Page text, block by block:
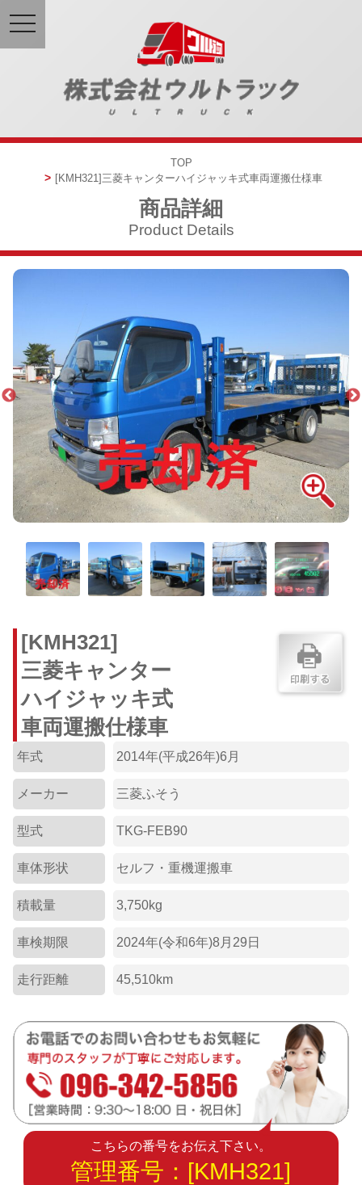
TOP
[KMH321]三菱キャンターハイジャッキ式車両運搬仕様車
商品詳細
Product Details
[KMH321]
三菱キャンター
ハイジャッキ式
車両運搬仕様車
年式 2014年(平成26年)6月
メーカー 三菱ふそう
型式 TKG-FEB90
車体形状 セルフ・重機運搬車
積載量 3,750kg
車検期限 2024年(令和6年)8月29日
走行距離 45,510km
こちらの番号をお伝え下さい。
管理番号：[KMH321]
toggle
navigation